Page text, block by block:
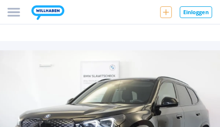
Einloggen